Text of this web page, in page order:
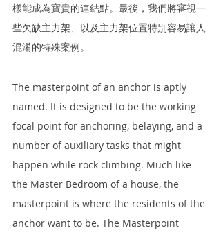
樣能成為寶貴的連結點。最後，我們將審視一
些欠缺主力架、以及主力架位置特別容易讓人
混淆的特殊案例。
The masterpoint of an anchor is aptly
named. It is designed to be the working
focal point for anchoring, belaying, and a
number of auxiliary tasks that might
happen while rock climbing. Much like
the Master Bedroom of a house, the
masterpoint is where the residents of the
anchor want to be. The Masterpoint